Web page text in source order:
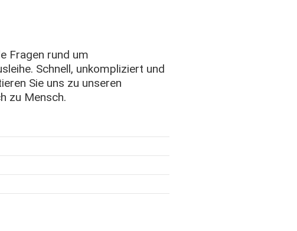
Fragen rund um
Schnell, unkompliziert und
Sie uns zu unseren
zu Mensch.